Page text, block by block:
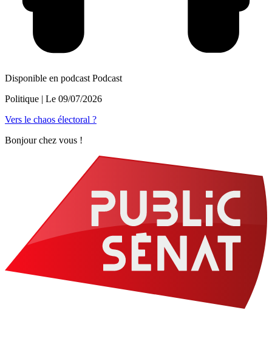
Disponible en podcast Podcast
Politique | Le 09/07/2026
Vers le chaos électoral ?
Bonjour chez vous !